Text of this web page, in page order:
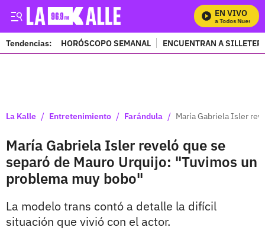
EN VIVO
Mira Todos Nuestros
Tendencias: HORÓSCOPO SEMANAL ENCUENTRAN A
La Kalle / Entretenimiento / Farándula / María Gabriela Isler
María Gabriela Isler reveló que se
separó de Mauro Urquijo: "Tuvimos un
problema muy bobo"
La modelo trans contó a detalle la difícil
situación que vivió con el actor.